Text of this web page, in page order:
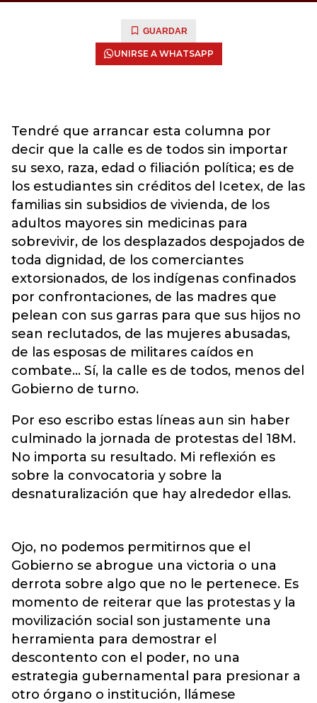
GUARDAR
UNIRSE A WHATSAPP
Tendré que arrancar esta columna por
decir que la calle es de todos sin importar
su sexo, raza, edad o filiación política; es de
los estudiantes sin créditos del Icetex, de las
familias sin subsidios de vivienda, de los
adultos mayores sin medicinas para
sobrevivir, de los desplazados despojados de
toda dignidad, de los comerciantes
extorsionados, de los indígenas confinados
por confrontaciones, de las madres que
pelean con sus garras para que sus hijos no
sean reclutados, de las mujeres abusadas,
de las esposas de militares caídos en
combate... Sí, la calle es de todos, menos del
Gobierno de turno.
Por eso escribo estas líneas aun sin haber
culminado la jornada de protestas del 18M.
No importa su resultado. Mi reflexión es
sobre la convocatoria y sobre la
desnaturalización que hay alrededor ellas.
Ojo, no podemos permitirnos que el
Gobierno se abrogue una victoria o una
derrota sobre algo que no le pertenece. Es
momento de reiterar que las protestas y la
movilización social son justamente una
herramienta para demostrar el
descontento con el poder, no una
estrategia gubernamental para presionar a
otro órgano o institución, llámese